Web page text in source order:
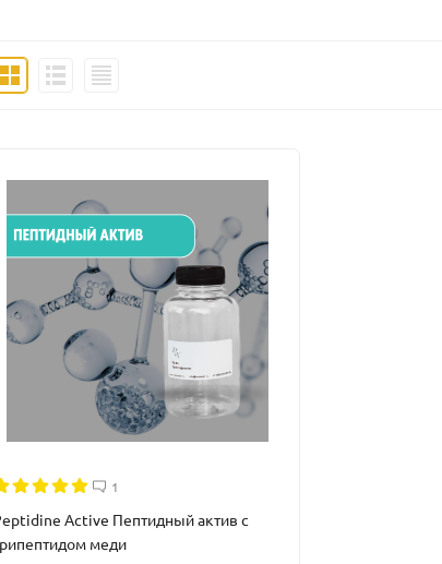
1
Active Пептидный актив с
меди